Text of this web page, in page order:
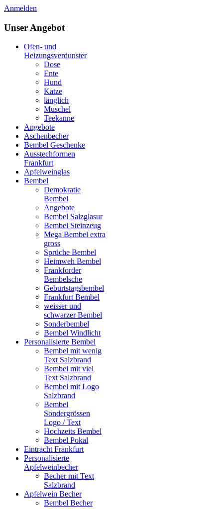
Anmelden
Unser Angebot
Ofen- und
Heizungsverdunster
Dose
Ente
Hund
Katze
länglich
Muschel
Teekanne
Angebote
Aschenbecher
Bembel Geschenke
Ausstechformen
Frankfurt
Apfelweinglas
Bembel
Demokratie
Bembel
Angebote
Bembel Salzglasur
Bembel Steinzeug
Mega Bembel extra
gross
Sprüche Bembel
Heimweh Bembel
Frankforder
Bembelsche
Geburtstagsbembel
Frankfurt Bembel
weisser und
schwarzer Bembel
Sonderbembel
Bembel Windlicht
Personalisierte Bembel
Bembel mit wenig
Text Salzbrand
Bembel mit viel
Text Salzbrand
Bembel mit Logo
Salzbrand
Bembel
Sondergrössen
Logo / Text
Hochzeits Bembel
Bembel Pokal
Eintracht Frankfurt
Personalisierte
Apfelweinbecher
Becher mit Text
Salzbrand
Apfelwein Becher
Bembel Becher